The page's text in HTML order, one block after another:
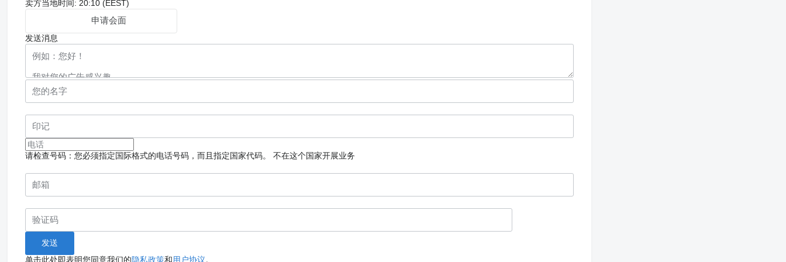
卖方当地时间: 20:10 (EEST)
申请会面
发送消息
请检查号码：您必须指定国际格式的电话号码，而且指定国家代码。 不在这个国家开展业务
单击此处即表明您同意我们的隐私政策和用户协议。